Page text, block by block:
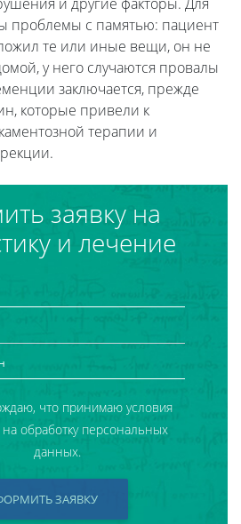
проблемы с памятью: пациент
те или иные вещи, он не
у него случаются провалы
заключается, прежде
которые привели к
терапии и
заявку на
и лечение
что принимаю условия
на обработку персональных
данных.
ЗАЯВКУ